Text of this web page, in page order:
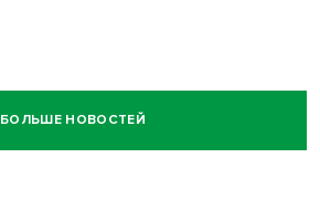
БОЛЬШЕ НОВОСТЕЙ